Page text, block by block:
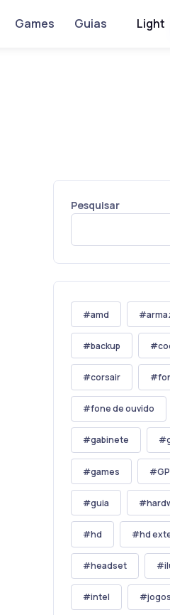
Games Guias Light
Pesquisar
amd
backup
corsair
fone de ouvido
gabinete
games
guia
hd hd
headset
intel jogos